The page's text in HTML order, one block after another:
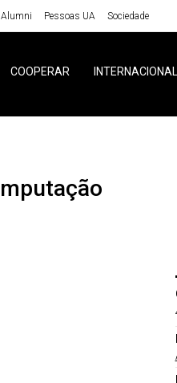
Alumni Pessoas UA Sociedade
COOPERAR INTERNACIONAL